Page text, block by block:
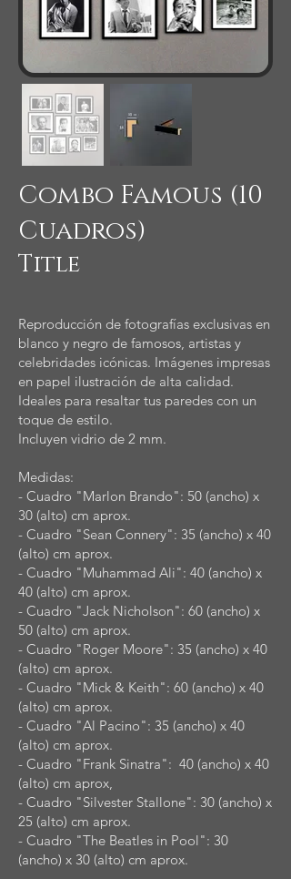
Combo Famous (10
Cuadros)
Title
Reproducción de fotografías exclusivas en
blanco y negro de famosos, artistas y
celebridades icónicas. Imágenes impresas
en papel ilustración de alta calidad.
Ideales para resaltar tus paredes con un
toque de estilo.
Incluyen vidrio de 2 mm.
Medidas:
- Cuadro "Marlon Brando": 50 (ancho) x
30 (alto) cm aprox.
- Cuadro "Sean Connery": 35 (ancho) x 40
(alto) cm aprox.
- Cuadro "Muhammad Ali": 40 (ancho) x
40 (alto) cm aprox.
- Cuadro "Jack Nicholson": 60 (ancho) x
50 (alto) cm aprox.
- Cuadro "Roger Moore": 35 (ancho) x 40
(alto) cm aprox.
- Cuadro "Mick & Keith": 60 (ancho) x 40
(alto) cm aprox.
- Cuadro "Al Pacino": 35 (ancho) x 40
(alto) cm aprox.
- Cuadro "Frank Sinatra": 40 (ancho) x 40
(alto) cm aprox,
- Cuadro "Silvester Stallone": 30 (ancho) x
25 (alto) cm aprox.
- Cuadro "The Beatles in Pool": 30
(ancho) x 30 (alto) cm aprox.